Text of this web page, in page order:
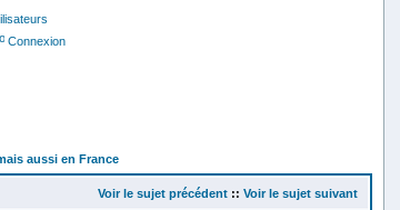
Connexion
aussi en France
Voir le sujet précédent :: Voir le sujet suivant